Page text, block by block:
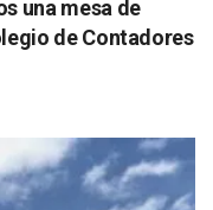
una mesa de
de Contadores